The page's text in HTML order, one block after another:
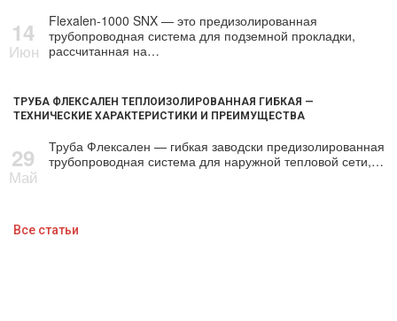
14
Июн
Flexalen-1000 SNX — это предизолированная
трубопроводная система для подземной прокладки,
рассчитанная на…
ТРУБА ФЛЕКСАЛЕН ТЕПЛОИЗОЛИРОВАННАЯ ГИБКАЯ —
ТЕХНИЧЕСКИЕ ХАРАКТЕРИСТИКИ И ПРЕИМУЩЕСТВА
29
Май
Труба Флексален — гибкая заводски предизолированная
трубопроводная система для наружной тепловой сети,…
Все статьи